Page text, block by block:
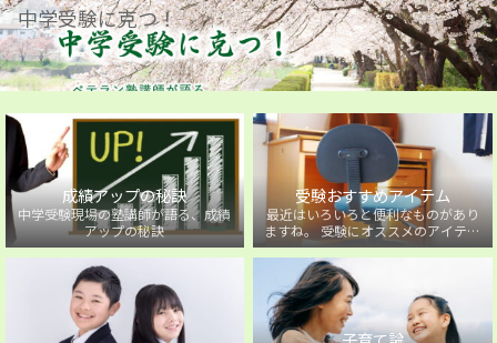
中学受験に克つ！
成績アップの秘訣
中学受験現場の塾講師が語る、成績
アップの秘訣
受験おすすめアイテム
最近はいろいろと便利なものがあり
ますね。 受験にオススメのアイテム
を紹介しています。